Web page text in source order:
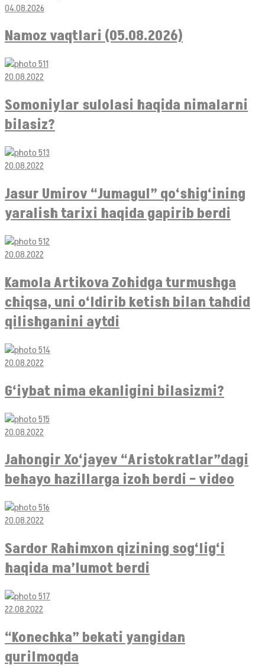
04.08.2026
Namoz vaqtlari (05.08.2026)
20.08.2022
Somoniylar sulolasi haqida nimalarni
bilasiz?
20.08.2022
Jasur Umirov “Jumagul” qo‘shig‘ining
yaralish tarixi haqida gapirib berdi
20.08.2022
Kamola Artikova Zohidga turmushga
chiqsa, uni o‘ldirib ketish bilan tahdid
qilishganini aytdi
20.08.2022
G‘iybat nima ekanligini bilasizmi?
20.08.2022
Jahongir Xo‘jayev “Aristokratlar”dagi
behayo hazillarga izoh berdi – video
20.08.2022
Sardor Rahimxon qizining sog‘lig‘i
haqida ma’lumot berdi
22.08.2022
“Konechka” bekati yangidan
qurilmoqda